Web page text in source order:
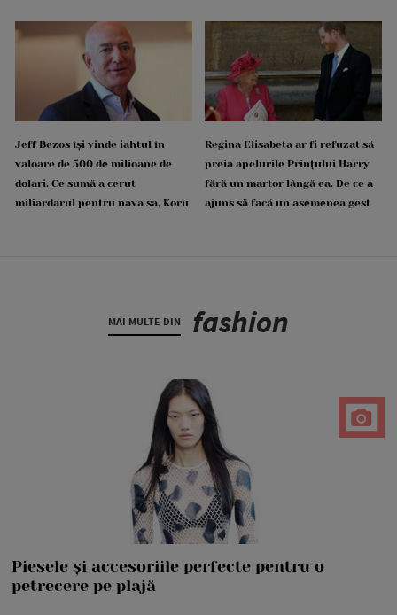
Jeff Bezos își vinde iahtul în
valoare de 500 de milioane de
dolari. Ce sumă a cerut
miliardarul pentru nava sa, Koru
Regina Elisabeta ar fi refuzat să
preia apelurile Prințului Harry
fără un martor lângă ea. De ce a
ajuns să facă un asemenea gest
MAI MULTE DIN fashion
Piesele și accesoriile perfecte pentru o
petrecere pe plajă